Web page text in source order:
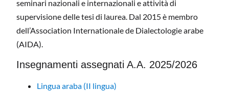
seminari nazionali e internazionali e attività di
supervisione delle tesi di laurea. Dal 2015 è membro
dell’Association Internationale de Dialectologie arabe
(AIDA).
Insegnamenti assegnati A.A. 2025/2026
Lingua araba (II lingua)